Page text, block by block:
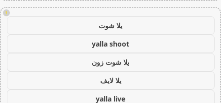
!
يلا شوت
yalla shoot
يلا شوت زون
يلا لايف
yalla live